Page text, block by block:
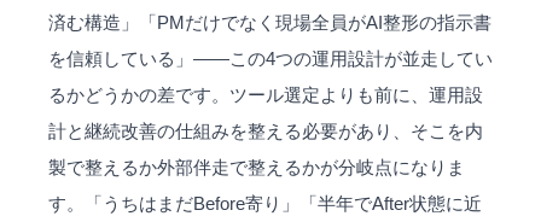
済む構造」「PMだけでなく現場全員がAI整形の指示書
を信頼している」——この4つの運用設計が並走してい
るかどうかの差です。ツール選定よりも前に、運用設
計と継続改善の仕組みを整える必要があり、そこを内
製で整えるか外部伴走で整えるかが分岐点になりま
す。「うちはまだBefore寄り」「半年でAfter状態に近